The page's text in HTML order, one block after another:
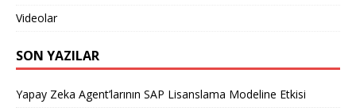
Videolar
SON YAZILAR
Yapay Zeka Agent’larının SAP Lisanslama Modeline Etkisi